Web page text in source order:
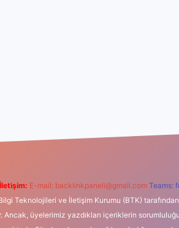
E-mail: backlinkpaneli@gmail.com Teams:
Teknolojileri ve İletişim Kurumu (BTK)
üyelerimiz yazdıkları içeriklerin